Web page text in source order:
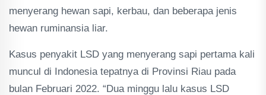
menyerang hewan sapi, kerbau, dan beberapa jenis
hewan ruminansia liar.
Kasus penyakit LSD yang menyerang sapi pertama kali
muncul di Indonesia tepatnya di Provinsi Riau pada
bulan Februari 2022. “Dua minggu lalu kasus LSD